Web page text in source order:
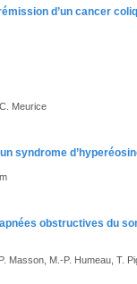
d’un cancer
Meurice
syndrome
obstructives du
Masson, M.-P. Humeau, T.